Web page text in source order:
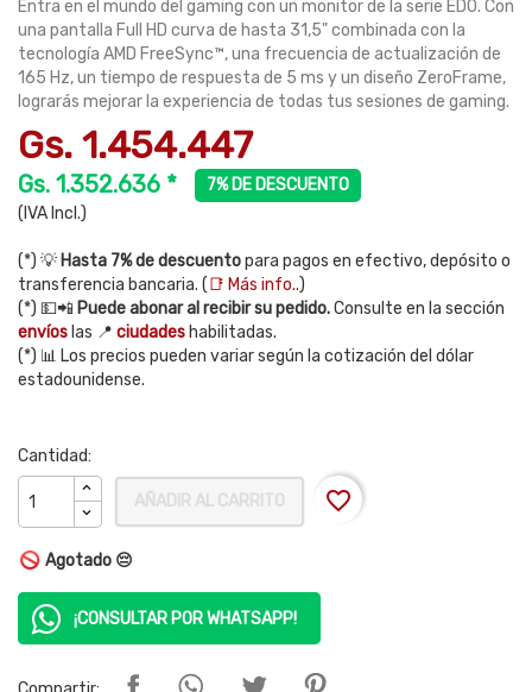
Entra en el mundo del gaming con un monitor de la serie ED0. Con
una pantalla Full HD curva de hasta 31,5" combinada con la
tecnología AMD FreeSync™, una frecuencia de actualización de
165 Hz, un tiempo de respuesta de 5 ms y un diseño ZeroFrame,
lograrás mejorar la experiencia de todas tus sesiones de gaming.
Gs. 1.454.447
Gs. 1.352.636 *
7% DE DESCUENTO
(IVA Incl.)
(*) 💡 Hasta 7% de descuentopara pagos en efectivo, depósito o
transferencia bancaria. (📑 Más info..)
(*) 💵📲 Puede abonar al recibir su pedido.Consulte en la sección
envíos las 📍 ciudades habilitadas.
(*) 📊 Los precios pueden variar según la cotización del dólar
estadounidense.
Cantidad:
AÑADIR AL CARRITO favorite_border
Agotado 😔
¡CONSULTAR POR WHATSAPP!